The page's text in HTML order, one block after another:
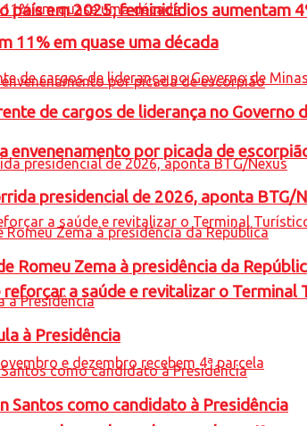
país em 2025; feminicídios aumentam
envenenamento por picada de
a saúde e revitalizar o Terminal
11% em quase uma década
de cargos de liderança no Governo
presidencial de 2026, aponta BTG/
Romeu Zema à presidência da
à Presidência
Santos como candidato à Presidência